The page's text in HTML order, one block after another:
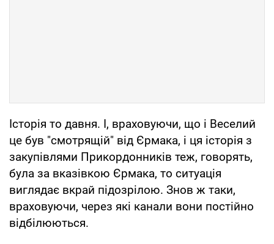
Історія то давня. І, враховуючи, що і Веселий
це був "смотрящій" від Єрмака, і ця історія з
закупівлями Прикордонників теж, говорять,
була за вказівкою Єрмака, то ситуація
виглядає вкрай підозрілою. Знов ж таки,
враховуючи, через які канали вони постійно
відбілюються.